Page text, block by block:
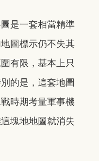
是一套相當精準
圖標示仍不失其
有限，基本上只
的是，這套地圖
時期考量軍事機
塊地地圖就消失